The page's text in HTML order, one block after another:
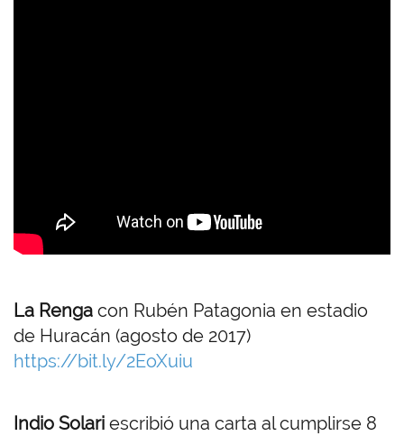
La Renga con Rubén Patagonia en estadio
de Huracán (agosto de 2017)
https://bit.ly/2EoXuiu
Indio Solari escribió una carta al cumplirse 8